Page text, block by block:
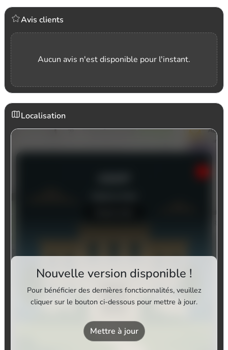
Avis clients
Aucun avis n'est disponible pour l'instant.
Localisation